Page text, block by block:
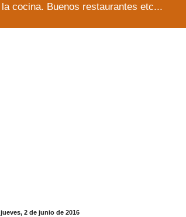
la cocina. Buenos restaurantes etc...
jueves, 2 de junio de 2016